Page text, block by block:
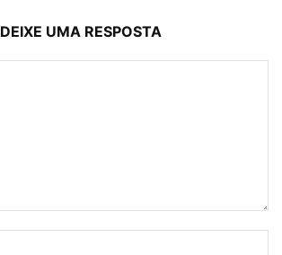
DEIXE UMA RESPOSTA